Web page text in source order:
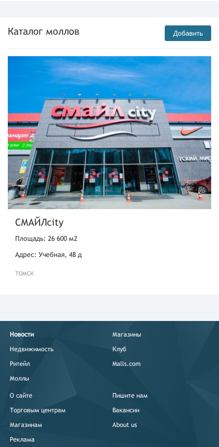
Каталог моллов Добавить
СМАЙЛcity
Площадь: 26 600 м2
Адрес: Учебная, 48 д
ТОМСК
Новости
Недвижимость
Ритейл
Моллы
Магазины
Клуб
Malls.com
О сайте
Торговым центрам
Магазинам
Реклама
Пишите нам
Вакансии
About us